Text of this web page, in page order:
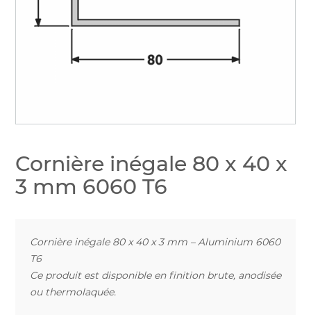
Cornière inégale 80 x 40 x
3 mm 6060 T6
Cornière inégale 80 x 40 x 3 mm – Aluminium 6060
T6
Ce produit est disponible en finition brute, anodisée
ou thermolaquée.